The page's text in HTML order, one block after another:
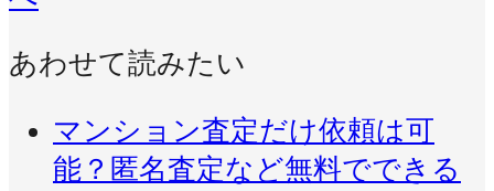
あわせて読みたい
マンション査定だけ依頼は可
能？匿名査定など無料でできる